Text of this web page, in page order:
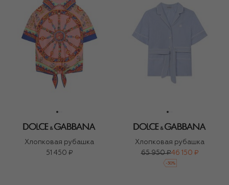
Хлопковая рубашка
51 450 ₽
Хлопковая рубашка
65 950 ₽46 150 ₽
-30%